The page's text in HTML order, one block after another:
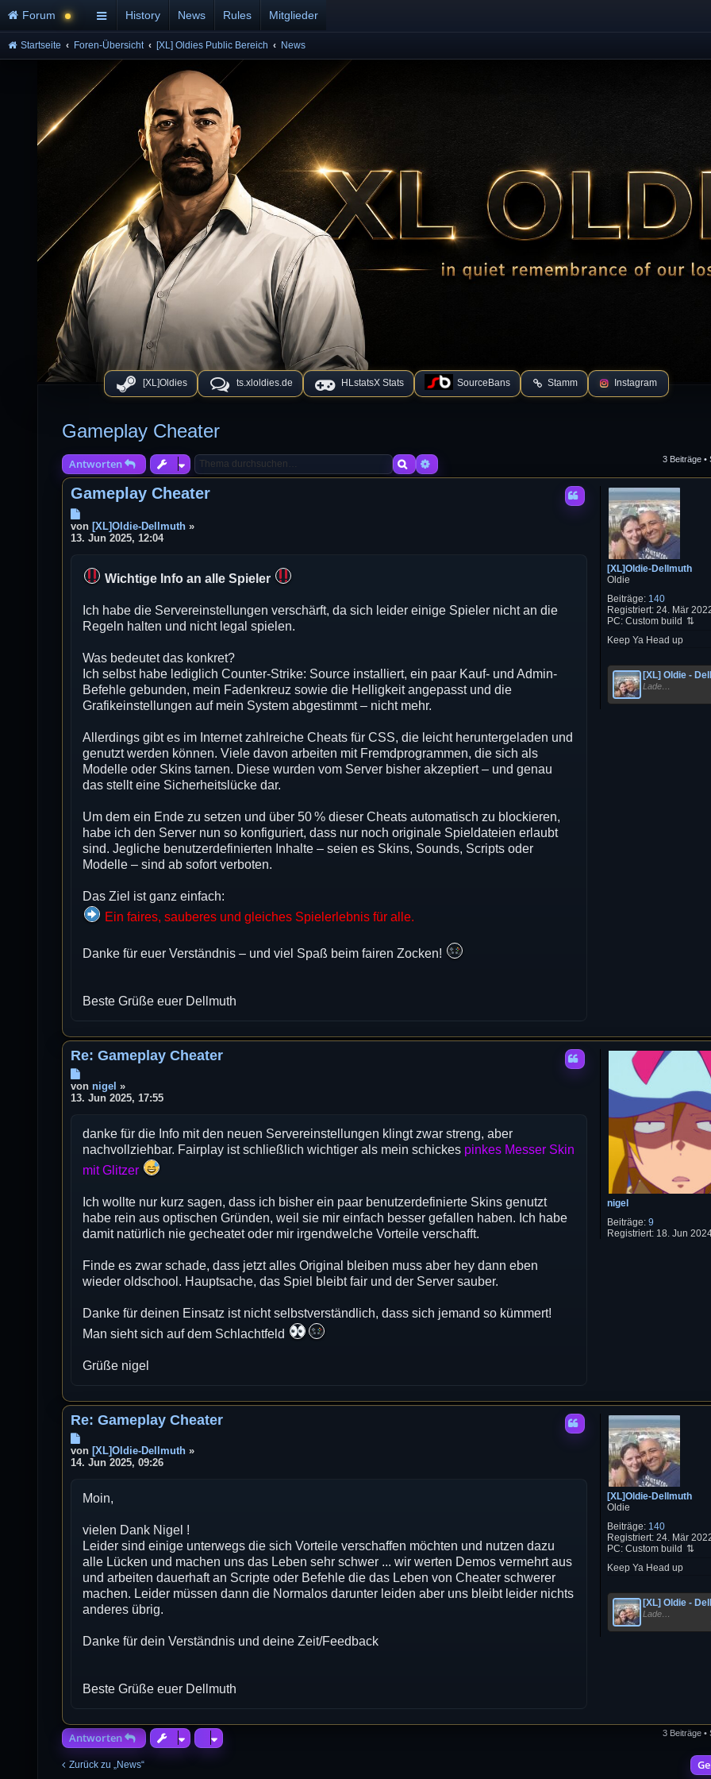
[XL]Oldies ts.xloldies.de HLstatsX Stats SourceBans Stamm Instagram
Forum History News Rules Mitglieder
Startseite Foren-Übersicht [XL] Oldies Public Bereich News
Gameplay Cheater
Antworten SucheErweiterte Suche 3 Beiträge •
[XL]Oldie-Dellmuth
Oldie
Beiträge: 140
Registriert: 24. Mär
PC: Custom build
Keep Ya Head up
[XL] Oldie -
Lade…
Gameplay Cheater
e
a
g
von [XL]Oldie-Dellmuth »
13. Jun 2025, 12:04
Wichtige Info an alle Spieler
Ich habe die Servereinstellungen verschärft, da sich leider einige Spieler nicht an die
Regeln halten und nicht legal spielen.
Was bedeutet das konkret?
Ich selbst habe lediglich Counter-Strike: Source installiert, ein paar Kauf- und Admin-
Befehle gebunden, mein Fadenkreuz sowie die Helligkeit angepasst und die
Grafikeinstellungen auf mein System abgestimmt – nicht mehr.
Allerdings gibt es im Internet zahlreiche Cheats für CSS, die leicht heruntergeladen und
genutzt werden können. Viele davon arbeiten mit Fremdprogrammen, die sich als
Modelle oder Skins tarnen. Diese wurden vom Server bisher akzeptiert – und genau
das stellt eine Sicherheitslücke dar.
Um dem ein Ende zu setzen und über 50 % dieser Cheats automatisch zu blockieren,
habe ich den Server nun so konfiguriert, dass nur noch originale Spieldateien erlaubt
sind. Jegliche benutzerdefinierten Inhalte – seien es Skins, Sounds, Scripts oder
Modelle – sind ab sofort verboten.
Das Ziel ist ganz einfach:
Ein faires, sauberes und gleiches Spielerlebnis für alle.
Danke für euer Verständnis – und viel Spaß beim fairen Zocken!
Beste Grüße euer Dellmuth
nigel
Beiträge: 9
Registriert: 18. Jun
Re: Gameplay Cheater
e
i
a
g
vonnigel »
13. Jun 2025, 17:55
danke für die Info mit den neuen Servereinstellungen klingt zwar streng, aber
nachvollziehbar. Fairplay ist schließlich wichtiger als mein schickes pinkes Messer Skin
mit Glitzer
Ich wollte nur kurz sagen, dass ich bisher ein paar benutzerdefinierte Skins genutzt
habe rein aus optischen Gründen, weil sie mir einfach besser gefallen haben. Ich habe
damit natürlich nie gecheatet oder mir irgendwelche Vorteile verschafft.
Finde es zwar schade, dass jetzt alles Original bleiben muss aber hey dann eben
wieder oldschool. Hauptsache, das Spiel bleibt fair und der Server sauber.
Danke für deinen Einsatz ist nicht selbstverständlich, dass sich jemand so kümmert!
Man sieht sich auf dem Schlachtfeld
Grüße nigel
[XL]Oldie-Dellmuth
Oldie
Beiträge: 140
Registriert: 24. Mär
PC: Custom build
Keep Ya Head up
[XL] Oldie -
Lade…
Re: Gameplay Cheater
e
i
a
von [XL]Oldie-Dellmuth »
14. Jun 2025, 09:26
Moin,
vielen Dank Nigel !
Leider sind einige unterwegs die sich Vorteile verschaffen möchten und nutzen dazu
alle Lücken und machen uns das Leben sehr schwer ... wir werten Demos vermehrt aus
und arbeiten dauerhaft an Scripte oder Befehle die das Leben von Cheater schwerer
machen. Leider müssen dann die Normalos darunter leiden aber uns bleibt leider nichts
anderes übrig.
Danke für dein Verständnis und deine Zeit/Feedback
Beste Grüße euer Dellmuth
Antworten 3 Beiträge •
Zurück zu „News“